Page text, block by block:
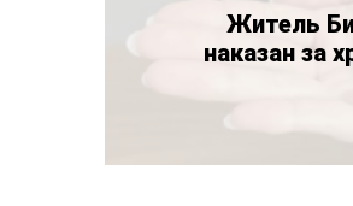
Житель
наказан за